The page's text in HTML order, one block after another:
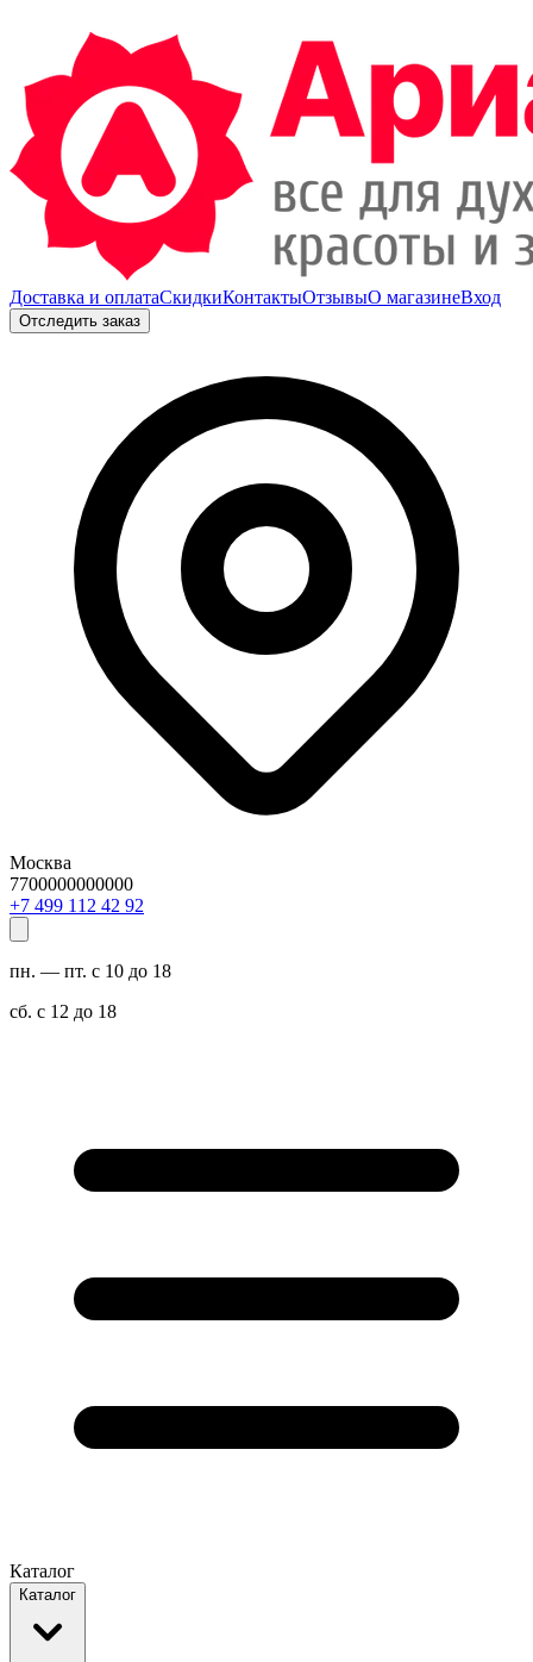
Доставка и оплатаСкидкиКонтактыОтзывыО магазинеВход
Отследить заказ
Москва
7700000000000
29 24 211 994 7+
пн. — пт. с 10 до 18
сб. с 12 до 18
Каталог
Каталог